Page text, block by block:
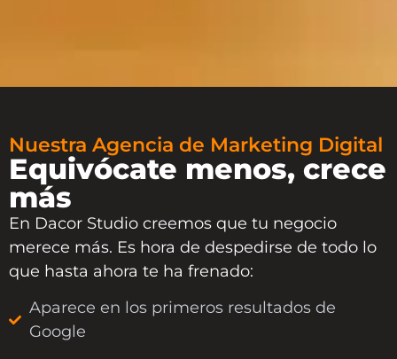
Nuestra Agencia de Marketing Digital
Equivócate menos, crece
más
En Dacor Studio creemos que tu negocio
merece más. Es hora de despedirse de todo lo
que hasta ahora te ha frenado:
Aparece en los primeros resultados de
Google